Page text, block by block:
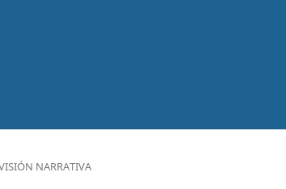
NARRATIVA